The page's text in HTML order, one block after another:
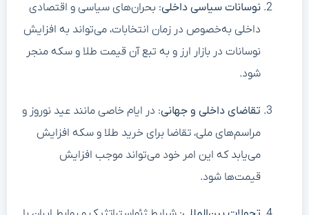
نوسانات سیاسی داخلی: بحران‌های سیاسی و اقتصادی
داخلی به‌خصوص در زمان انتخابات، می‌تواند به افزایش
نوسانات در بازار ارز و به تبع آن قیمت طلا و سکه منجر
شود.
تقاضای داخلی و جهانی: در ایام خاصی مانند عید نوروز و
مراسم‌های ملی، تقاضا برای خرید طلا و سکه افزایش
می‌یابد که این امر خود می‌تواند موجب افزایش
قیمت‌ها شود.